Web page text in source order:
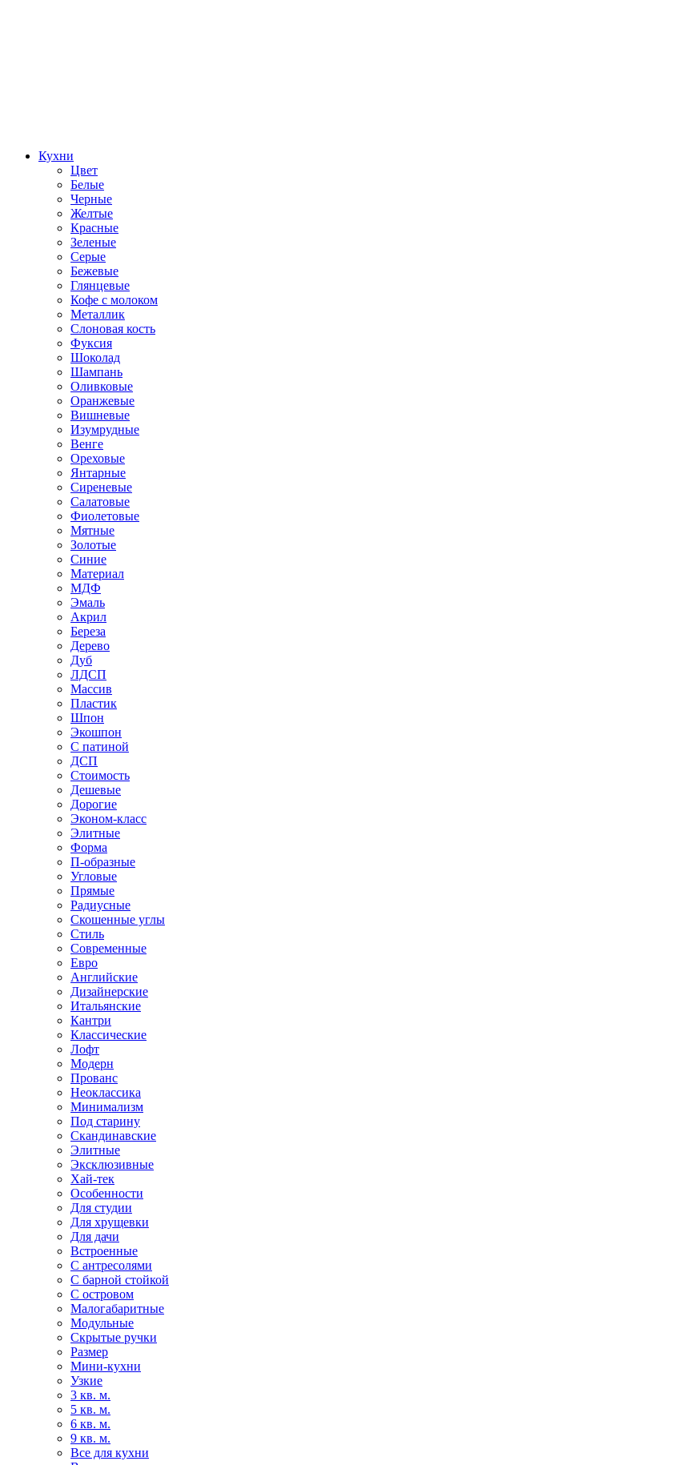
Кухни
Цвет
Белые
Черные
Желтые
Красные
Зеленые
Серые
Бежевые
Глянцевые
Кофе с молоком
Металлик
Слоновая кость
Фуксия
Шоколад
Шампань
Оливковые
Оранжевые
Вишневые
Изумрудные
Венге
Ореховые
Янтарные
Сиреневые
Салатовые
Фиолетовые
Мятные
Золотые
Синие
Материал
МДФ
Эмаль
Акрил
Береза
Дерево
Дуб
ЛДСП
Массив
Пластик
Шпон
Экошпон
С патиной
ДСП
Стоимость
Дешевые
Дорогие
Эконом-класс
Элитные
Форма
П-образные
Угловые
Прямые
Радиусные
Скошенные углы
Стиль
Современные
Евро
Английские
Дизайнерские
Итальянские
Кантри
Классические
Лофт
Модерн
Прованс
Неоклассика
Минимализм
Под старину
Скандинавские
Элитные
Эксклюзивные
Хай-тек
Особенности
Для студии
Для хрущевки
Для дачи
Встроенные
С антресолями
С барной стойкой
С островом
Малогабаритные
Модульные
Скрытые ручки
Размер
Мини-кухни
Узкие
3 кв. м.
5 кв. м.
6 кв. м.
9 кв. м.
Все для кухни